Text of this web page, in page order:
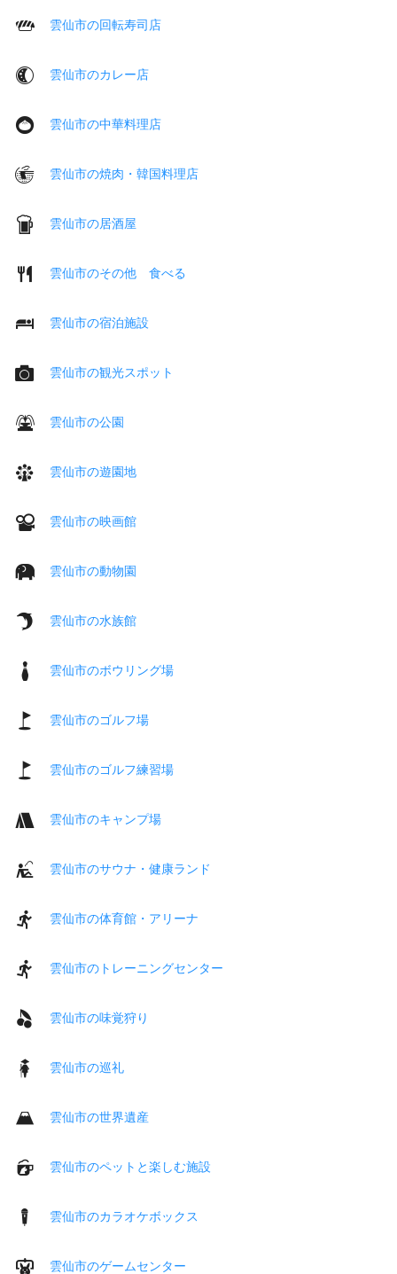
雲仙市の回転寿司店
雲仙市のカレー店
雲仙市の中華料理店
雲仙市の焼肉・韓国料理店
雲仙市の居酒屋
雲仙市のその他 食べる
雲仙市の宿泊施設
雲仙市の観光スポット
雲仙市の公園
雲仙市の遊園地
雲仙市の映画館
雲仙市の動物園
雲仙市の水族館
雲仙市のボウリング場
雲仙市のゴルフ場
雲仙市のゴルフ練習場
雲仙市のキャンプ場
雲仙市のサウナ・健康ランド
雲仙市の体育館・アリーナ
雲仙市のトレーニングセンター
雲仙市の味覚狩り
雲仙市の巡礼
雲仙市の世界遺産
雲仙市のペットと楽しむ施設
雲仙市のカラオケボックス
雲仙市のゲームセンター